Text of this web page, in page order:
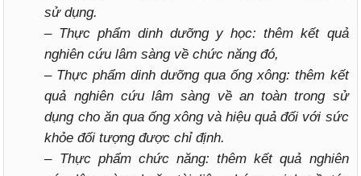
sử dụng.
– Thực phẩm dinh dưỡng y học: thêm kết quả
nghiên cứu lâm sàng về chức năng đó,
– Thực phẩm dinh dưỡng qua ống xông: thêm kết
quả nghiên cứu lâm sàng về an toàn trong sử
dụng cho ăn qua ống xông và hiệu quả đối với sức
khỏe đối tượng được chỉ định.
– Thực phẩm chức năng: thêm kết quả nghiên